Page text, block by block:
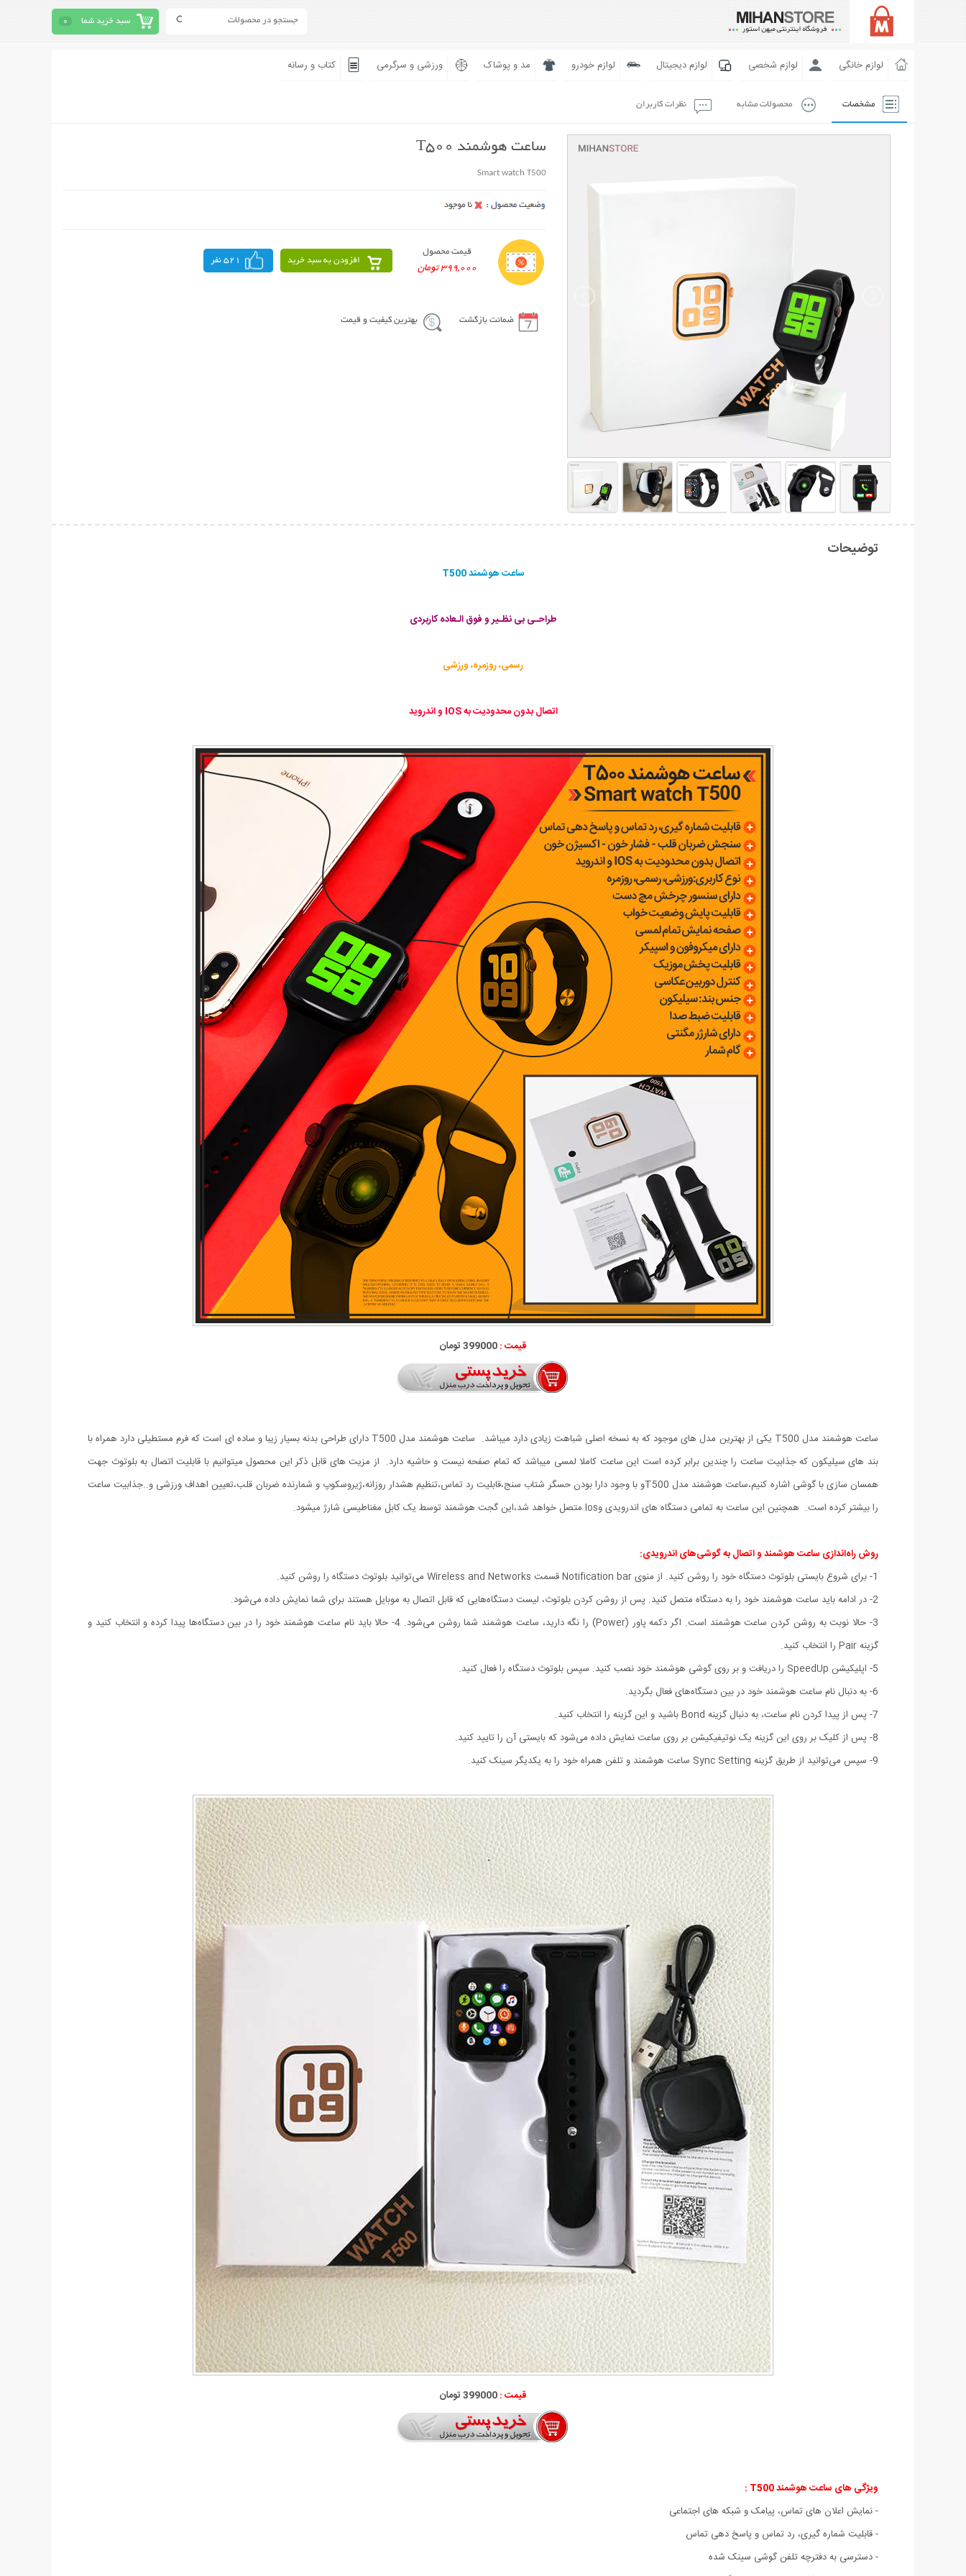
سبد خرید شما 0
لوازم خانگی لوازم شخصی لوازم دیجیتال لوازم خودرو مد و پوشاک ورزشی و سرگرمی کتاب و رسانه
مشخصات محصولات مشابه نظرات کاربران
ساعت هوشمند T500
Smart watch T500
قیمت محصول
399,000 تومان
افزودن به سبد خرید 521 نفر
ضمانت بازگشت بهترین کیفیت و قیمت
توضیحات
ساعت هوشمند T500
طراحـی بی نظـیر و فوق الـعاده کاربردی
رسمی، روزمره، ورزشی
اتصال بدون محدودیت به IOS و اندروید
قیمت :399000 تومان
ساعت هوشمند مدل T500 یکی از بهترین مدل های موجود که به نسخه اصلی شباهت زیادی دارد میباشد. ساعت هوشمند مدل T500 دارای طراحی بدنه بسیار زیبا و ساده ای است که فرم مستطیلی دارد همراه با
بند های سیلیکون که جذابیت ساعت را چندین برابر کرده است این ساعت کاملا لمسی میباشد که تمام صفحه نیست و حاشیه دارد. از مزیت های قابل ذکر این محصول میتوانیم با قابلیت اتصال به بلوتوث جهت
همسان سازی با گوشی اشاره کنیم،ساعت هوشمند مدل T500و با وجود دارا بودن حسگر شتاب سنج،قابلیت رد تماس،تنظیم هشدار روزانه،ژیروسکوپ و شمارنده ضربان قلب،تعیین اهداف ورزشی و..جذابیت ساعت
را بیشتر کرده است. همچنین این ساعت به تمامی دستگاه های اندرویدی وIos متصل خواهد شد،این گجت هوشمند توسط یک کابل مغناطیسی شارژ میشود.
روش راه‌اندازی ساعت هوشمند و اتصال به گوشی‌های اندرویدی:
1- برای شروع بایستی بلوتوث دستگاه خود را روشن کنید. از منوی Notification bar قسمت Wireless and Networks می‌توانید بلوتوث دستگاه را روشن کنید.
2- در ادامه باید ساعت هوشمند خود را به دستگاه متصل کنید. پس از روشن کردن بلوتوث، لیست دستگاه‌‌هایی که قابل اتصال به موبایل هستند برای شما نمایش داده می‌شود.
3- حالا نوبت به روشن کردن ساعت هوشمند است. اگر دکمه پاور (Power) را نگه دارید، ساعت هوشمند شما روشن می‌شود. 4- حالا باید نام ساعت هوشمند خود را در بین دستگاه‌ها پیدا کرده و انتخاب کنید و
گزینه Pair را انتخاب کنید.
5- اپلیکیشن SpeedUp را دریافت و بر روی گوشی هوشمند خود نصب کنید. سپس بلوتوث دستگاه را فعال کنید.
6- به دنبال نام ساعت هوشمند خود در بین دستگاه‌های فعال بگردید.
7- پس از پیدا کردن نام ساعت، به دنبال گزینه Bond باشید و این گزینه را انتخاب کنید.
8- پس از کلیک بر روی این گزینه یک نوتیفیکیشن بر روی ساعت نمایش داده می‌شود که بایستی آن را تایید کنید.
9- سپس می‌توانید از طریق گزینه Sync Setting ساعت هوشمند و تلفن همراه خود را به یکدیگر سینک کنید.
قیمت :399000 تومان
ویژگی های ساعت هوشمند T500
:
- نمایش اعلان های تماس، پیامک و شبکه های اجتماعی
- قابلیت شماره گیری، رد تماس و پاسخ دهی تماس
- دسترسی به دفترچه تلفن گوشی سینک شده